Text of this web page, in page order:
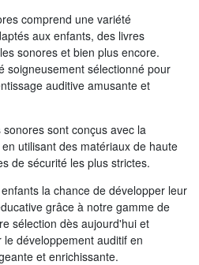
comprend une variété
aux enfants, des livres
sonores et bien plus encore.
soigneusement sélectionné pour
auditive amusante et
sont conçus avec la
utilisant des matériaux de haute
de sécurité les plus strictes.
la chance de développer leur
grâce à notre gamme de
sélection dès aujourd'hui et
développement auditif en
et enrichissante.